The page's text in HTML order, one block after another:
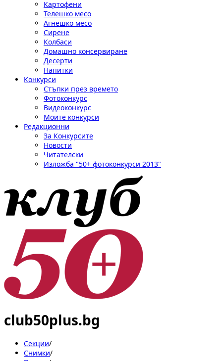
Картофени
Телешко месо
Агнешко месо
Сирене
Колбаси
Домашно консервиране
Десерти
Напитки
Конкурси
Стъпки през времето
Фотоконкурс
Видеоконкурс
Моите конкурси
Редакционни
За Конкурсите
Новости
Читателски
Изложба "50+ фотоконкурси 2013"
club50plus.bg
Секции/
Снимки/